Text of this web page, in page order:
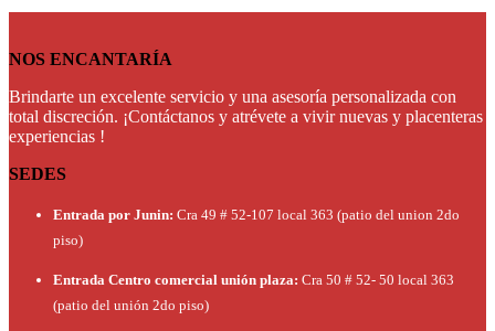
$138,000.00.
NOS ENCANTARÍA
Brindarte un excelente servicio y una asesoría personalizada con
total discreción. ¡Contáctanos y atrévete a vivir nuevas y placenteras
experiencias !
SEDES
Entrada por Junin: Cra 49 # 52-107 local 363 (patio del union 2do
piso)
Entrada Centro comercial unión plaza: Cra 50 # 52- 50 local 363
(patio del unión 2do piso)